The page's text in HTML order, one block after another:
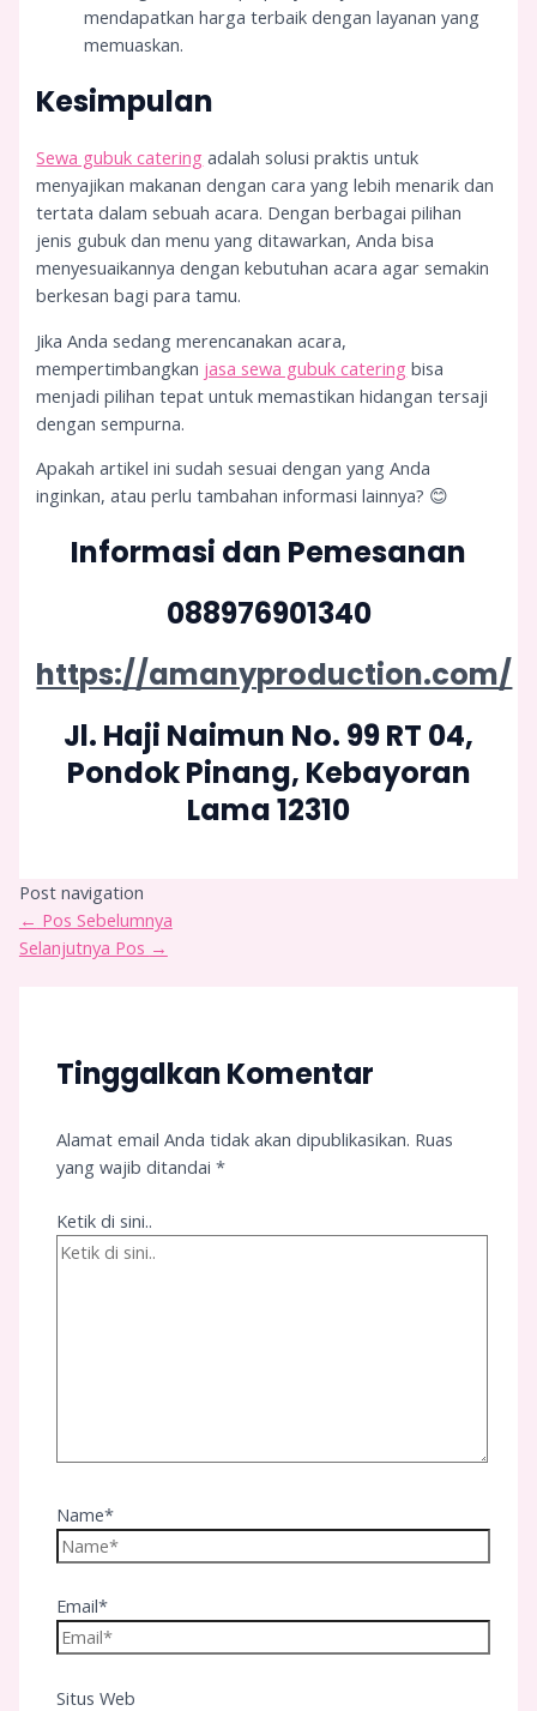
mendapatkan harga terbaik dengan layanan yang
memuaskan.
Kesimpulan
Sewa gubuk catering adalah solusi praktis untuk
menyajikan makanan dengan cara yang lebih menarik dan
tertata dalam sebuah acara. Dengan berbagai pilihan
jenis gubuk dan menu yang ditawarkan, Anda bisa
menyesuaikannya dengan kebutuhan acara agar semakin
berkesan bagi para tamu.
Jika Anda sedang merencanakan acara,
mempertimbangkan jasa sewa gubuk catering bisa
menjadi pilihan tepat untuk memastikan hidangan tersaji
dengan sempurna.
Apakah artikel ini sudah sesuai dengan yang Anda
inginkan, atau perlu tambahan informasi lainnya? 😊
Informasi dan Pemesanan
088976901340
https://amanyproduction.com/
Jl. Haji Naimun No. 99 RT 04,
Pondok Pinang, Kebayoran
Lama 12310
Post navigation
← Pos Sebelumnya
Selanjutnya Pos →
Tinggalkan Komentar
Alamat email Anda tidak akan dipublikasikan. Ruas
yang wajib ditandai*
Ketik di sini..
Name*
Email*
Situs Web